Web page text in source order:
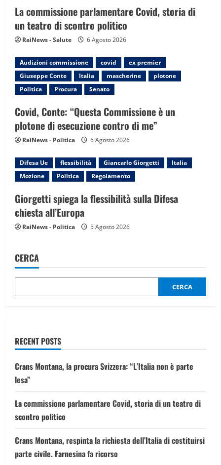
t
i
o
n
La commissione parlamentare Covid, storia di
un teatro di scontro politico
RaiNews - Salute 6 Agosto 2026
Audizioni commissione covid
ex premier
Giuseppe Conte
Italia mascherine
plotone
Politica
Procura Senato
Covid, Conte: “Questa Commissione è un
plotone di esecuzione contro di me”
RaiNews - Politica 6 Agosto 2026
Difesa Ue flessibilità Giancarlo Giorgetti
Italia
Mozione
Politica Regolamento
Giorgetti spiega la flessibilità sulla Difesa
chiesta all’Europa
RaiNews - Politica 5 Agosto 2026
CERCA
CERCA
RECENT POSTS
Crans Montana, la procura Svizzera: “L’Italia non è parte
lesa”
La commissione parlamentare Covid, storia di un teatro di
scontro politico
Crans Montana, respinta la richiesta dell’Italia di costituirsi
parte civile. Farnesina fa ricorso